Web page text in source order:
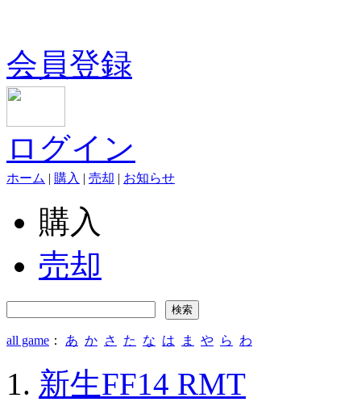
会員登録
ログイン
ホーム | 購入 | 売却 | お知らせ
購入
売却
all game ： あ か さ た な は ま や ら わ
新生FF14 RMT